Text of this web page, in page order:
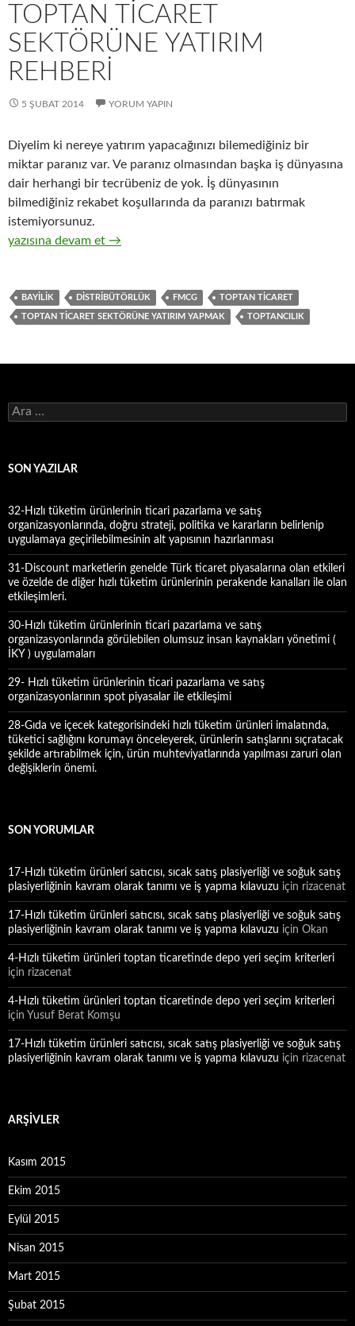
TOPTAN TICARET
SEKTÖRÜNE YATIRIM
REHBERI
5 ŞUBAT 2014 YORUM YAPIN
Diyelim ki nereye yatırım yapacağınızı bilemediğiniz bir
miktar paranız var. Ve paranız olmasından başka iş dünyasına
dair herhangi bir tecrübeniz de yok. İş dünyasının
bilmediğiniz rekabet koşullarında da paranızı batırmak
istemiyorsunuz.
2-Hızlı tüketim ürünlerinin ( FMCG ) toptan ticaret sektörüne
yazısına devam et →
BAYILIK DISTRIBÜTÖRLÜK FMCG TOPTAN TICARET
TOPTAN TICARET SEKTÖRÜNE YATIRIM YAPMAK TOPTANCILIK
A
r
a
SON YAZILAR
32-Hızlı tüketim ürünlerinin ticari pazarlama ve satış
organizasyonlarında, doğru strateji, politika ve kararların belirlenip
uygulamaya geçirilebilmesinin alt yapısının hazırlanması
31-Discount marketlerin genelde Türk ticaret piyasalarına olan etkileri
ve özelde de diğer hızlı tüketim ürünlerinin perakende kanalları ile olan
etkileşimleri.
30-Hızlı tüketim ürünlerinin ticari pazarlama ve satış
organizasyonlarında görülebilen olumsuz insan kaynakları yönetimi (
İKY ) uygulamaları
29- Hızlı tüketim ürünlerinin ticari pazarlama ve satış
organizasyonlarının spot piyasalar ile etkileşimi
28-Gıda ve içecek kategorisindeki hızlı tüketim ürünleri imalatında,
tüketici sağlığını korumayı önceleyerek, ürünlerin satışlarını sıçratacak
şekilde artırabilmek için, ürün muhteviyatlarında yapılması zaruri olan
değişiklerin önemi.
SON YORUMLAR
17-Hızlı tüketim ürünleri satıcısı, sıcak satış plasiyerliği ve soğuk satış
plasiyerliğinin kavram olarak tanımı ve iş yapma kılavuzu için rizacenat
17-Hızlı tüketim ürünleri satıcısı, sıcak satış plasiyerliği ve soğuk satış
plasiyerliğinin kavram olarak tanımı ve iş yapma kılavuzu için Okan
4-Hızlı tüketim ürünleri toptan ticaretinde depo yeri seçim kriterleri
için rizacenat
4-Hızlı tüketim ürünleri toptan ticaretinde depo yeri seçim kriterleri
için Yusuf Berat Komşu
17-Hızlı tüketim ürünleri satıcısı, sıcak satış plasiyerliği ve soğuk satış
plasiyerliğinin kavram olarak tanımı ve iş yapma kılavuzu için rizacenat
ARŞIVLER
Kasım 2015
Ekim 2015
Eylül 2015
Nisan 2015
Mart 2015
Şubat 2015